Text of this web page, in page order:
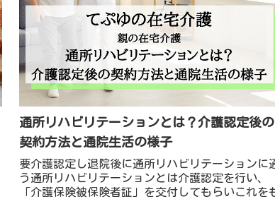
通所リハビリテーションとは？介護認定後の
契約方法と通院生活の様子
要介護認定し退院後に通所リハビリテーションに
う通所リハビリテーションとは介護認定を行い、
「介護保険被保険者証」を交付してもらいこれを